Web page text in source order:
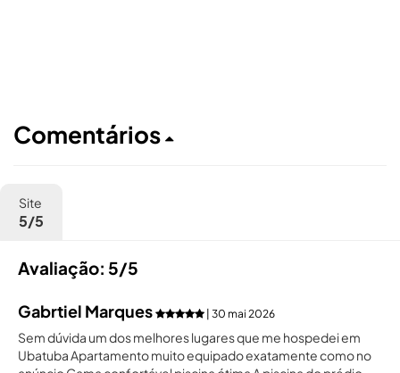
Comentários
Site
5/5
Avaliação: 5/5
Gabrtiel Marques | 30 mai 2026
Sem dúvida um dos melhores lugares que me hospedei em
Ubatuba Apartamento muito equipado exatamente como no